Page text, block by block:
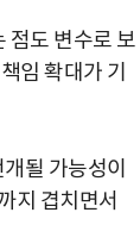
점도 변수로 보
임 확대가 기
될 가능성이
지 겹치면서